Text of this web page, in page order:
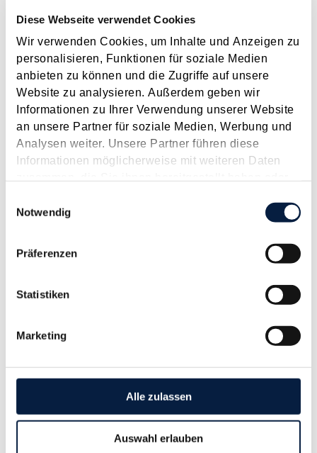
Diese Webseite verwendet Cookies
Wir verwenden Cookies, um Inhalte und Anzeigen zu
personalisieren, Funktionen für soziale Medien
anbieten zu können und die Zugriffe auf unsere
Website zu analysieren. Außerdem geben wir
Informationen zu Ihrer Verwendung unserer Website
an unsere Partner für soziale Medien, Werbung und
Analysen weiter. Unsere Partner führen diese
Informationen möglicherweise mit weiteren Daten
gesammelt haben.
Notwendig
Präferenzen
Statistiken
Marketing
Alle zulassen
Auswahl erlauben
wesentliche Punkte des Budgetbegleitgesetzes 2011 , das
beschlossen wurde,...
Langtext
empfehlen drucken
Maßnahmen vor Jahresende 2010 - Für Unternehmer
Dezember 2010
Aufmerksame Steuerpflichtige nutzen den bevorstehenden
können. Dabei sollten insbesondere folgende Aspekte bedacht
Langtext
empfehlen
Steuerliche Maßnahmen zum Jahresende - Für
Dezember 2009
Natürliche Personen mit Gewinnermittlung durch
mit dem ½ Durchschnittsteuersatz (DSS)...
empfehlen drucken